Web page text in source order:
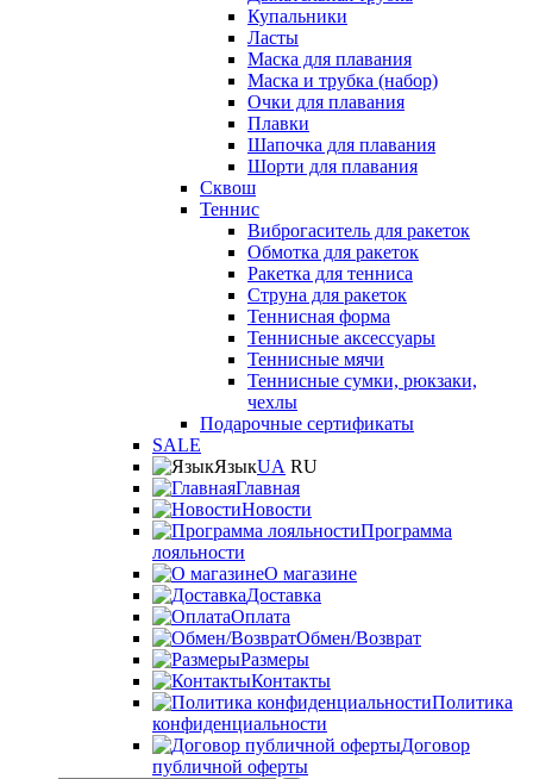
Купальники
Ласты
Маска для плавания
Маска и трубка (набор)
Очки для плавания
Плавки
Шапочка для плавания
Шорти для плавания
Сквош
Теннис
Виброгаситель для ракеток
Обмотка для ракеток
Ракетка для тенниса
Струна для ракеток
Теннисная форма
Теннисные аксессуары
Теннисные мячи
Теннисные сумки, рюкзаки,
чехлы
Подарочные сертификаты
SALE
ЯзыкUA RU
Главная
Новости
Программа
лояльности
О магазине
Доставка
Оплата
Обмен/Возврат
Размеры
Контакты
Политика
конфиденциальности
Договор
публичной оферты